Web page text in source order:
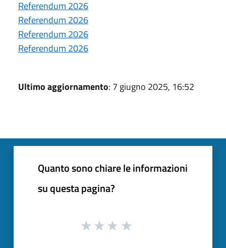
Referendum 2026
Referendum 2026
Referendum 2026
Referendum 2026
Ultimo aggiornamento: 7 giugno 2025, 16:52
Quanto sono chiare le informazioni
su questa pagina?